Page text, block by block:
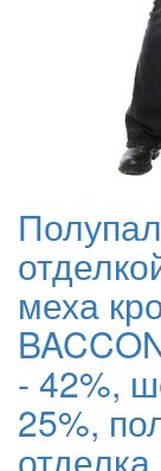
меха
- 42%,
25%,